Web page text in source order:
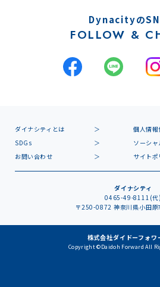
Dynacityの
FOLLOW &
ダイナシティとは
個人情
SDGs
ソーシ
お問い合わせ
サイトポ
ダイナシティ
0465-49-8111(代)
〒250-0872 神奈川県小田原
株式会社ダイドーフォワ
Copyright ©Daidoh Forward All